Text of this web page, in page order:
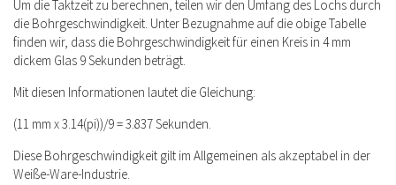
Um die Taktzeit zu berechnen, teilen wir den Umfang des Lochs durch
die Bohrgeschwindigkeit. Unter Bezugnahme auf die obige Tabelle
finden wir, dass die Bohrgeschwindigkeit für einen Kreis in 4 mm
dickem Glas 9 Sekunden beträgt.
Mit diesen Informationen lautet die Gleichung:
(11 mm x 3.14(pi))/9 = 3.837 Sekunden.
Diese Bohrgeschwindigkeit gilt im Allgemeinen als akzeptabel in der
Weiße-Ware-Industrie.